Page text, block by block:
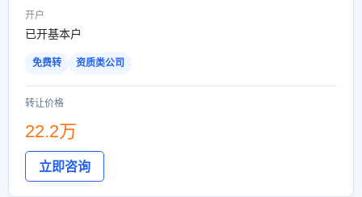
开户
已开基本户
免费转 资质类公司
转让价格
22.2万
立即咨询